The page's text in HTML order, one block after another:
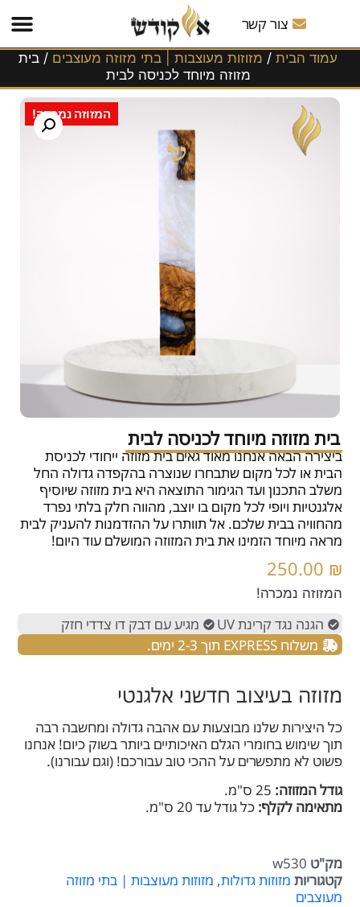
צור קשר
עמוד הבית / מזוזות מעוצבות | בתי מזוזה מעוצבים / בית
מזוזה מיוחד לכניסה לבית
המזוזה נמכרה!
בית מזוזה מיוחד לכניסה לבית
ביצירה הבאה אנחנו מאוד גאים בית מזוזה ייחודי לכניסת
הבית או לכל מקום שתבחרו שנוצרה בהקפדה גדולה החל
משלב התכנון ועד הגימור התוצאה היא בית מזוזה שיוסיף
אלגנטיות ויופי לכל מקום בו יוצב, מהווה חלק בלתי נפרד
מהחוויה בבית שלכם. אל תוותרו על ההזדמנות להעניק לבית
מראה מיוחד הזמינו את בית המזוזה המושלם עוד היום!
250.00 ₪
המזוזה נמכרה!
הגנה נגד קרינת UV
מגיע עם דבק דו צדדי חזק
משלוח EXPRESS תוך 2-3 ימים.
מזוזה בעיצוב חדשני אלגנטי
כל היצירות שלנו מבוצעות עם אהבה גדולה ומחשבה רבה
תוך שימוש בחומרי הגלם האיכותיים ביותר בשוק כיום! אנחנו
פשוט לא מתפשרים על ההכי טוב עבורכם! (וגם עבורנו).
גודל המזוזה:
מתאימה לקלף: כל גודל עד 20 ס"מ.
מק"ט w530
קטגוריות מזוזות גדולות, מזוזות מעוצבות | בתי מזוזה
מעוצבים